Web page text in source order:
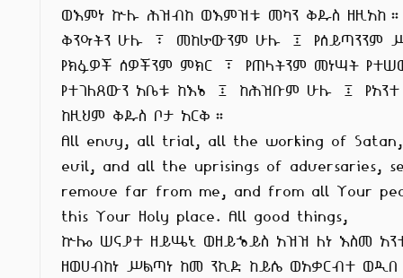
ወእምነ ኵሉ ሕዝብከ ወእምዝቱ መካን ቅዱስ
ቅንዓትን ሁሉ ፣ መከራውንም ሁሉ ፤
የክፉዎች ሰዎችንም ምክር ፣ የጠላትንም መነሣት
የተገለጸውን አቤቱ ከእኔ ፤ ከሕዝቡም ሁሉ ፤
ከዚህም ቅዱስ ቦታ አርቅ።
All envy, all trial, all the working of
evil, and all the uprisings of adversaries,
remove far from me, and from all Your
this Your Holy place. All good things,
ኵሎ ሠናያተ ዘይሤኒ ወዘይኄይስ አዝዝ ለነ እስመ
ዘወሀብከነ ሥልጣነ ከመ ንኪድ ከይሴ ወአቃርብተ